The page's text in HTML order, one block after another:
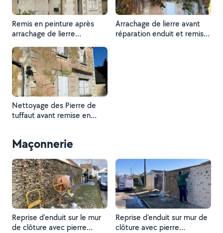
Remis en peinture après
arrachage de lierre
nettoyage des Pierre de
tuffaut
Arrachage de lierre avant
réparation enduit et remise
Nettoyage des Pierre de
tuffaut avant remise en
Maçonnerie
Reprise d’enduit sur le mur
de clôture avec pierre
Reprise d’enduit sur mur de
clôture avec pierre